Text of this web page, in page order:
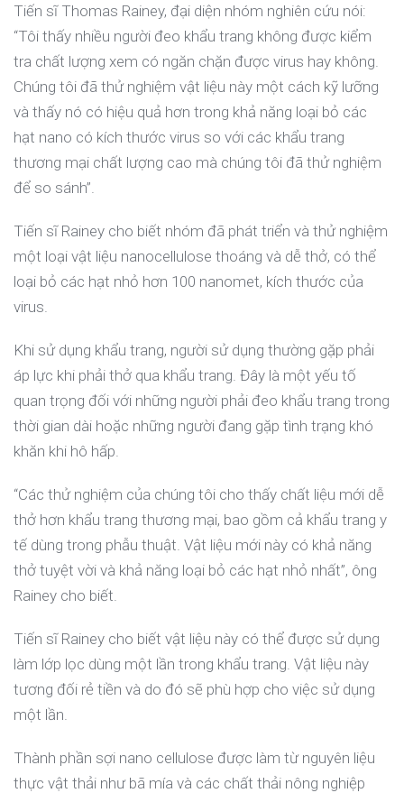
Tiến sĩ Thomas Rainey, đại diện nhóm nghiên cứu nói:
“Tôi thấy nhiều người đeo khẩu trang không được kiểm
tra chất lượng xem có ngăn chặn được virus hay không.
Chúng tôi đã thử nghiệm vật liệu này một cách kỹ lưỡng
và thấy nó có hiệu quả hơn trong khả năng loại bỏ các
hạt nano có kích thước virus so với các khẩu trang
thương mại chất lượng cao mà chúng tôi đã thử nghiệm
để so sánh”.
Tiến sĩ Rainey cho biết nhóm đã phát triển và thử nghiệm
một loại vật liệu nanocellulose thoáng và dễ thở, có thể
loại bỏ các hạt nhỏ hơn 100 nanomet, kích thước của
virus.
Khi sử dụng khẩu trang, người sử dụng thường gặp phải
áp lực khi phải thở qua khẩu trang. Đây là một yếu tố
quan trọng đối với những người phải đeo khẩu trang trong
thời gian dài hoặc những người đang gặp tình trạng khó
khăn khi hô hấp.
“Các thử nghiệm của chúng tôi cho thấy chất liệu mới dễ
thở hơn khẩu trang thương mại, bao gồm cả khẩu trang y
tế dùng trong phẫu thuật. Vật liệu mới này có khả năng
thở tuyệt vời và khả năng loại bỏ các hạt nhỏ nhất”, ông
Rainey cho biết.
Tiến sĩ Rainey cho biết vật liệu này có thể được sử dụng
làm lớp lọc dùng một lần trong khẩu trang. Vật liệu này
tương đối rẻ tiền và do đó sẽ phù hợp cho việc sử dụng
một lần.
Thành phần sợi nano cellulose được làm từ nguyên liệu
thực vật thải như bã mía và các chất thải nông nghiệp